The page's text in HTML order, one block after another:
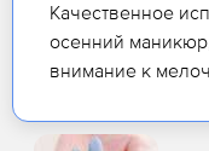
Качественное
осенний
внимание к